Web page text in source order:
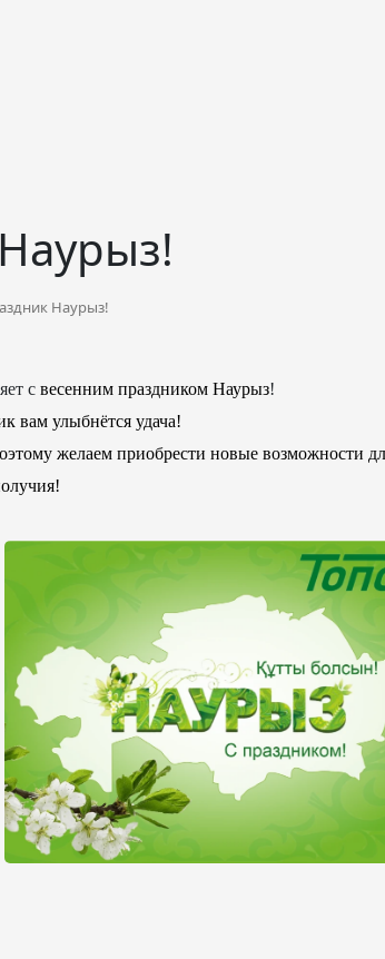
Наурыз!
с весенним праздником Наурыз!
вам улыбнётся удача!
желаем приобрести новые возможности